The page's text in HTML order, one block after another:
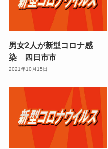
男女2人が新型コロナ感
染 四日市市
2021年10月15日